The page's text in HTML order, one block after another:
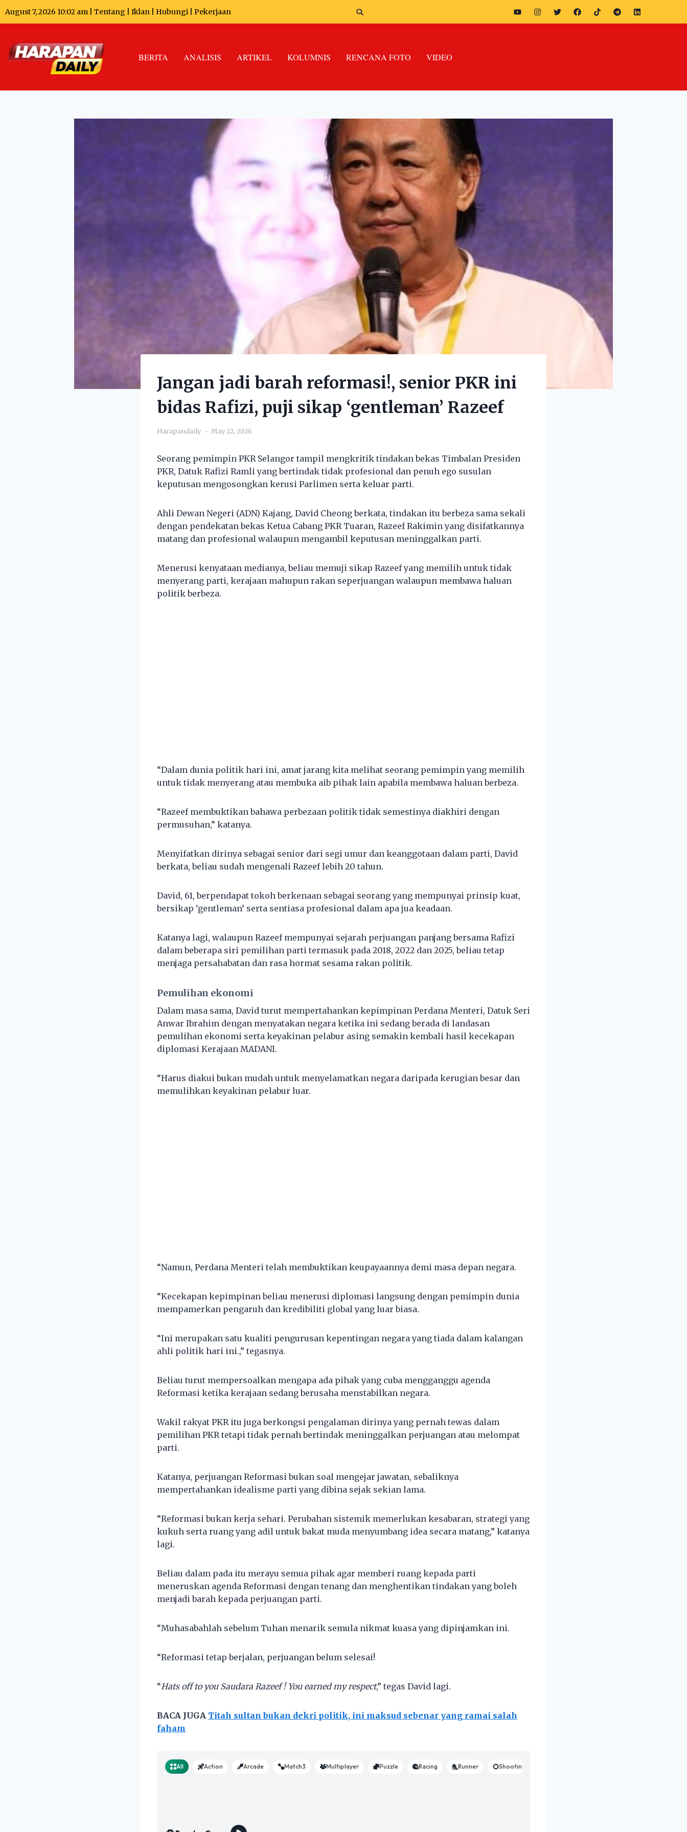
August 7, 2026 10:02 am | Tentang Iklan Hubungi Pekerjaan
BERITA ANALISIS ARTIKEL KOLUMNIS RENCANA FOTO VIDEO
Jangan jadi barah reformasi!, senior PKR ini
bidas Rafizi, puji sikap ‘gentleman’ Razeef
Harapandaily May 22, 2026
Seorang pemimpin PKR Selangor tampil mengkritik tindakan bekas Timbalan Presiden
PKR, Datuk Rafizi Ramli yang bertindak tidak profesional dan penuh ego susulan
keputusan mengosongkan kerusi Parlimen serta keluar parti.
Ahli Dewan Negeri (ADN) Kajang, David Cheong berkata, tindakan itu berbeza sama sekali
dengan pendekatan bekas Ketua Cabang PKR Tuaran, Razeef Rakimin yang disifatkannya
matang dan profesional walaupun mengambil keputusan meninggalkan parti.
Menerusi kenyataan medianya, beliau memuji sikap Razeef yang memilih untuk tidak
menyerang parti, kerajaan mahupun rakan seperjuangan walaupun membawa haluan
politik berbeza.
“Dalam dunia politik hari ini, amat jarang kita melihat seorang pemimpin yang memilih
untuk tidak menyerang atau membuka aib pihak lain apabila membawa haluan berbeza.
“Razeef membuktikan bahawa perbezaan politik tidak semestinya diakhiri dengan
permusuhan,” katanya.
Menyifatkan dirinya sebagai senior dari segi umur dan keanggotaan dalam parti, David
berkata, beliau sudah mengenali Razeef lebih 20 tahun.
David, 61, berpendapat tokoh berkenaan sebagai seorang yang mempunyai prinsip kuat,
bersikap ‘gentleman’ serta sentiasa profesional dalam apa jua keadaan.
Katanya lagi, walaupun Razeef mempunyai sejarah perjuangan panjang bersama Rafizi
dalam beberapa siri pemilihan parti termasuk pada 2018, 2022 dan 2025, beliau tetap
menjaga persahabatan dan rasa hormat sesama rakan politik.
Pemulihan ekonomi
Dalam masa sama, David turut mempertahankan kepimpinan Perdana Menteri, Datuk Seri
Anwar Ibrahim dengan menyatakan negara ketika ini sedang berada di landasan
pemulihan ekonomi serta keyakinan pelabur asing semakin kembali hasil kecekapan
diplomasi Kerajaan MADANI.
“Harus diakui bukan mudah untuk menyelamatkan negara daripada kerugian besar dan
memulihkan keyakinan pelabur luar.
“Namun, Perdana Menteri telah membuktikan keupayaannya demi masa depan negara.
“Kecekapan kepimpinan beliau menerusi diplomasi langsung dengan pemimpin dunia
mempamerkan pengaruh dan kredibiliti global yang luar biasa.
“Ini merupakan satu kualiti pengurusan kepentingan negara yang tiada dalam kalangan
ahli politik hari ini.,” tegasnya.
Beliau turut mempersoalkan mengapa ada pihak yang cuba mengganggu agenda
Reformasi ketika kerajaan sedang berusaha menstabilkan negara.
Wakil rakyat PKR itu juga berkongsi pengalaman dirinya yang pernah tewas dalam
pemilihan PKR tetapi tidak pernah bertindak meninggalkan perjuangan atau melompat
parti.
Katanya, perjuangan Reformasi bukan soal mengejar jawatan, sebaliknya
mempertahankan idealisme parti yang dibina sejak sekian lama.
“Reformasi bukan kerja sehari. Perubahan sistemik memerlukan kesabaran, strategi yang
kukuh serta ruang yang adil untuk bakat muda menyumbang idea secara matang,” katanya
lagi.
Beliau dalam pada itu merayu semua pihak agar memberi ruang kepada parti
meneruskan agenda Reformasi dengan tenang dan menghentikan tindakan yang boleh
menjadi barah kepada perjuangan parti.
“Muhasabahlah sebelum Tuhan menarik semula nikmat kuasa yang dipinjamkan ini.
“Reformasi tetap berjalan, perjuangan belum selesai!
“Hats off to you Saudara Razeef ! You earned my respect,” tegas David lagi.
BACA JUGA Titah sultan bukan dekri politik, ini maksud sebenar yang ramai salah
faham